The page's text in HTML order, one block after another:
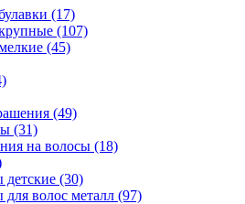
(17)
(107)
(45)
(49)
(31)
на волосы (18)
(30)
волос металл (97)